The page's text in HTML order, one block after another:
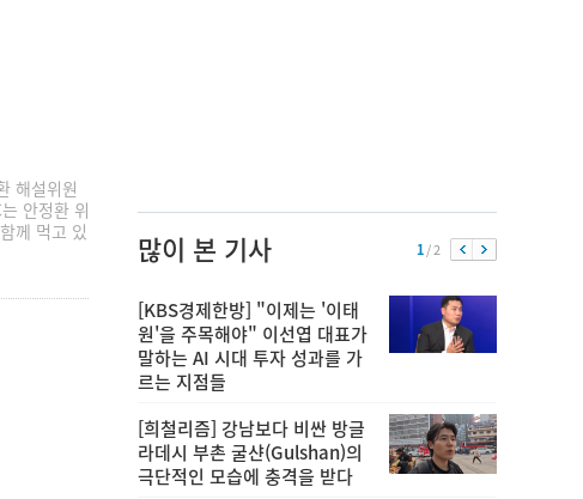
해설위원
안정환 위
께 먹고 있
많이 본 기사 1/ 2
[KBS경제한방] "이제는 '이태
원'을 주목해야" 이선엽 대표가
말하는 AI 시대 투자 성과를 가
르는 지점들
[희철리즘] 강남보다 비싼 방글
라데시 부촌 굴샨(Gulshan)의
극단적인 모습에 충격을 받다